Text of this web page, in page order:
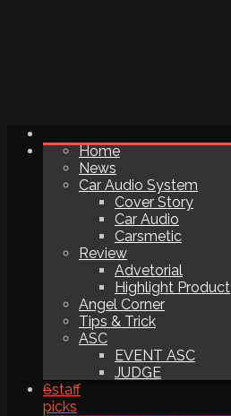
Home
News
Car Audio System
Cover Story
Car Audio
Carsmetic
Review
Advetorial
Highlight Product
Angel Corner
Tips & Trick
ASC
EVENT ASC
JUDGE
6staff
picks